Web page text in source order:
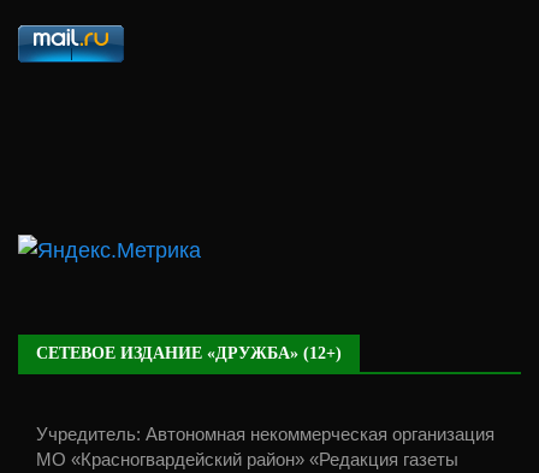
СЕТЕВОЕ ИЗДАНИЕ «ДРУЖБА» (12+)
Учредитель: Автономная некоммерческая организация
МО «Красногвардейский район» «Редакция газеты